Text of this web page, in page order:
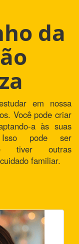
da
em nossa
Você pode criar
a às suas
Isso pode ser
tiver outras
familiar.